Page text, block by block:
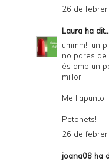
26 de
Laura ha
ummm!! un
no pares de
és amb un
millor!!
Me l'apunto!
Petonets!
26 de
joana08 ha